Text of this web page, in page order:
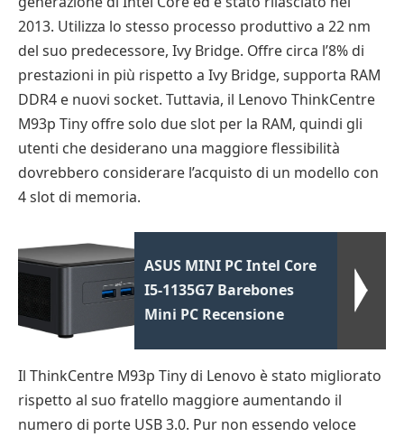
2013. Utilizza lo stesso processo produttivo a 22 nm
del suo predecessore, Ivy Bridge. Offre circa l’8% di
prestazioni in più rispetto a Ivy Bridge, supporta RAM
DDR4 e nuovi socket. Tuttavia, il Lenovo ThinkCentre
M93p Tiny offre solo due slot per la RAM, quindi gli
utenti che desiderano una maggiore flessibilità
dovrebbero considerare l’acquisto di un modello con
4 slot di memoria.
ASUS MINI PC Intel Core
I5-1135G7 Barebones
Mini PC Recensione
Il ThinkCentre M93p Tiny di Lenovo è stato migliorato
rispetto al suo fratello maggiore aumentando il
numero di porte USB 3.0. Pur non essendo veloce